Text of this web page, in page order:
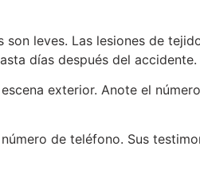
leves. Las lesiones de
días después del accidente.
exterior. Anote el
de teléfono. Sus